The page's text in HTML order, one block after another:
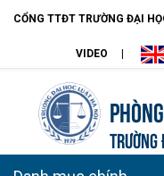
CỔNG TTĐT TRƯỜNG ĐẠI
VIDEO